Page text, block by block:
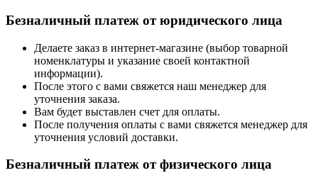
Безналичный платеж от юридического лица
Делаете заказ в интернет-магазине (выбор товарной
номенклатуры и указание своей контактной
информации).
После этого с вами свяжется наш менеджер для
уточнения заказа.
Вам будет выставлен счет для оплаты.
После получения оплаты с вами свяжется менеджер для
уточнения условий доставки.
Безналичный платеж от физического лица